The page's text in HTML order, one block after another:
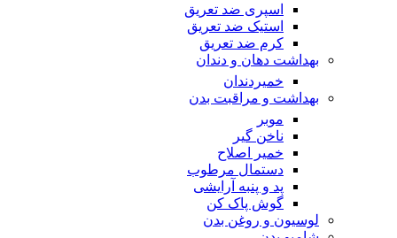
اسپری ضد تعریق
استیک ضد تعریق
کرم ضد تعریق
بهداشت دهان و دندان
خمیردندان
بهداشت و مراقبت بدن
موبر
ناخن گیر
خمیر اصلاح
دستمال مرطوب
پد و پنبه آرایشی
گوش پاک کن
لوسیون و روغن بدن